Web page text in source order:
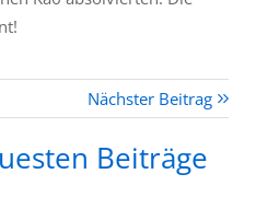
Nächster Beitrag
Beiträge